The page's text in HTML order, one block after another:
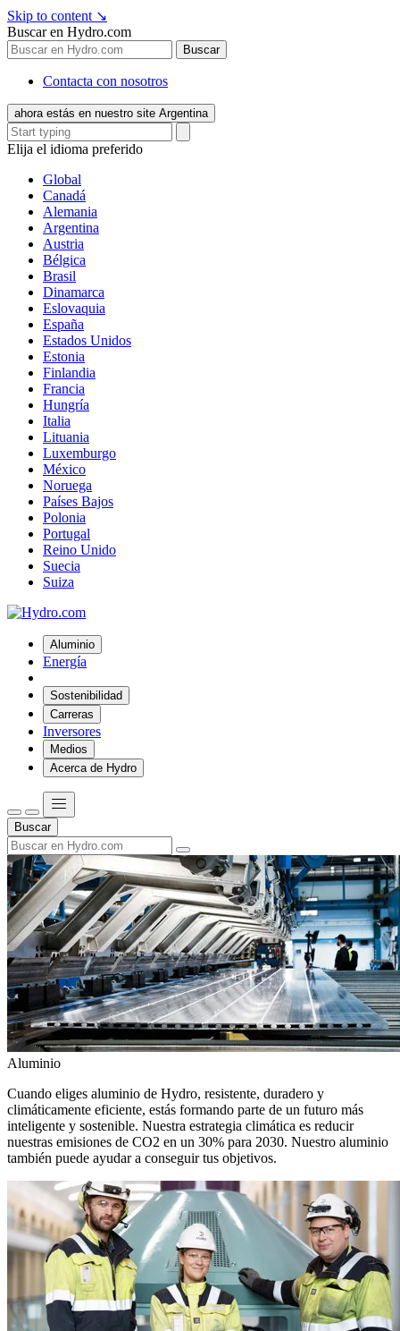
Skip to content ↘
Buscar en Hydro.com
Buscar
Contacta con nosotros
ahora estás en nuestro site Argentina
Elija el idioma preferido
Global
Canadá
Alemania
Argentina
Austria
Bélgica
Brasil
Dinamarca
Eslovaquia
España
Estados Unidos
Estonia
Finlandia
Francia
Hungría
Italia
Lituania
Luxemburgo
México
Noruega
Países Bajos
Polonia
Portugal
Reino Unido
Suecia
Suiza
Aluminio
Energía
Sostenibilidad
Carreras
Inversores
Medios
Acerca de Hydro
Buscar
Aluminio
Cuando eliges aluminio de Hydro, resistente, duradero y
climáticamente eficiente, estás formando parte de un futuro más
inteligente y sostenible. Nuestra estrategia climática es reducir
nuestras emisiones de CO2 en un 30% para 2030. Nuestro aluminio
también puede ayudar a conseguir tus objetivos.